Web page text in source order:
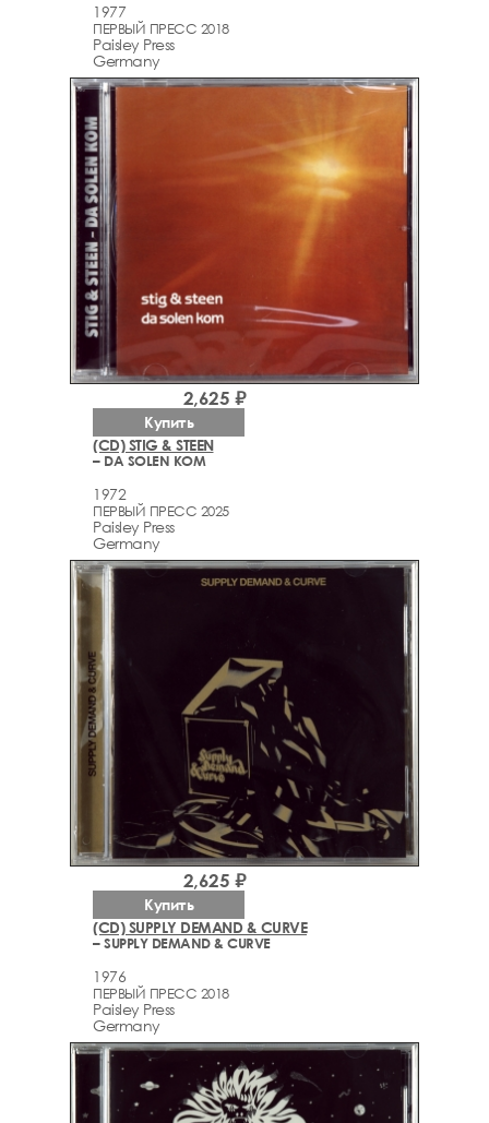
1977
ПЕРВЫЙ ПРЕСС 2018
Paisley Press
Germany
(CD) STIG & STEEN
– DA SOLEN KOM
1972
ПЕРВЫЙ ПРЕСС 2025
Paisley Press
Germany
2,625 ₽
Купить
(CD) SUPPLY DEMAND & CURVE
– SUPPLY DEMAND & CURVE
1976
ПЕРВЫЙ ПРЕСС 2018
Paisley Press
Germany
2,625 ₽
Купить